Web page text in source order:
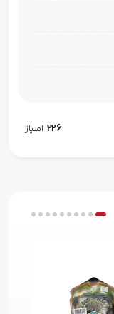
226 امتیاز